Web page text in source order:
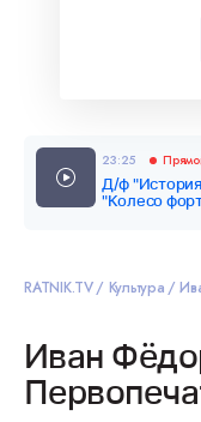
23:25
Д/ф
"Колесо
RATNIK.TV Культура
Иван